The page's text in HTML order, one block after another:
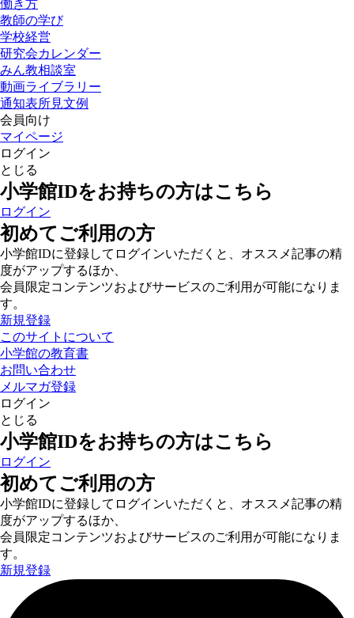
働き方
教師の学び
学校経営
研究会カレンダー
みん教相談室
動画ライブラリー
通知表所見文例
会員向け
マイページ
ログイン
とじる
小学館IDをお持ちの方はこちら
ログイン
初めてご利用の方
小学館IDに登録してログインいただくと、オススメ記事の精
度がアップするほか、
会員限定コンテンツおよびサービスのご利用が可能になりま
す。
新規登録
このサイトについて
小学館の教育書
お問い合わせ
メルマガ登録
ログイン
とじる
小学館IDをお持ちの方はこちら
ログイン
初めてご利用の方
小学館IDに登録してログインいただくと、オススメ記事の精
度がアップするほか、
会員限定コンテンツおよびサービスのご利用が可能になりま
す。
新規登録